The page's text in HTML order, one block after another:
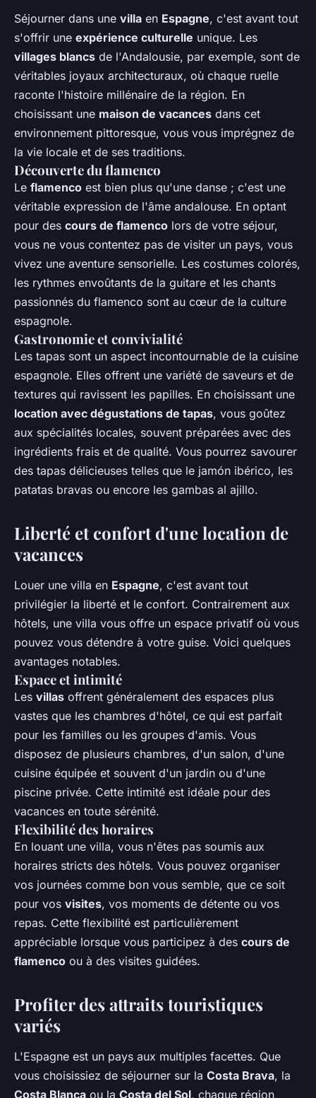
Séjourner dans une villa en Espagne, c'est avant tout
s'offrir une expérience culturelle unique. Les
villages blancs de l'Andalousie, par exemple, sont de
véritables joyaux architecturaux, où chaque ruelle
raconte l'histoire millénaire de la région. En
choisissant une maison de vacances dans cet
environnement pittoresque, vous vous imprégnez de
la vie locale et de ses traditions.
Découverte du flamenco
Le flamenco est bien plus qu'une danse ; c'est une
véritable expression de l'âme andalouse. En optant
pour des cours de flamenco lors de votre séjour,
vous ne vous contentez pas de visiter un pays, vous
vivez une aventure sensorielle. Les costumes colorés,
les rythmes envoûtants de la guitare et les chants
passionnés du flamenco sont au cœur de la culture
espagnole.
Gastronomie et convivialité
Les tapas sont un aspect incontournable de la cuisine
espagnole. Elles offrent une variété de saveurs et de
textures qui ravissent les papilles. En choisissant une
location avec dégustations de tapas, vous goûtez
aux spécialités locales, souvent préparées avec des
ingrédients frais et de qualité. Vous pourrez savourer
des tapas délicieuses telles que le jamón ibérico, les
patatas bravas ou encore les gambas al ajillo.
Liberté et confort d'une location de
vacances
Louer une villa en Espagne, c'est avant tout
privilégier la liberté et le confort. Contrairement aux
hôtels, une villa vous offre un espace privatif où vous
pouvez vous détendre à votre guise. Voici quelques
avantages notables.
Espace et intimité
Les villas offrent généralement des espaces plus
vastes que les chambres d'hôtel, ce qui est parfait
pour les familles ou les groupes d'amis. Vous
disposez de plusieurs chambres, d'un salon, d'une
cuisine équipée et souvent d'un jardin ou d'une
piscine privée. Cette intimité est idéale pour des
vacances en toute sérénité.
Flexibilité des horaires
En louant une villa, vous n'êtes pas soumis aux
horaires stricts des hôtels. Vous pouvez organiser
vos journées comme bon vous semble, que ce soit
pour vos visites, vos moments de détente ou vos
repas. Cette flexibilité est particulièrement
appréciable lorsque vous participez à des cours de
flamenco ou à des visites guidées.
Profiter des attraits touristiques
variés
L'Espagne est un pays aux multiples facettes. Que
vous choisissiez de séjourner sur la Costa Brava, la
Costa Blanca ou la Costa del Sol, chaque région